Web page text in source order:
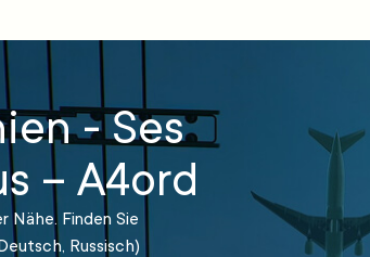
- Ses
– A4ord
Nähe. Finden Sie
Russisch)